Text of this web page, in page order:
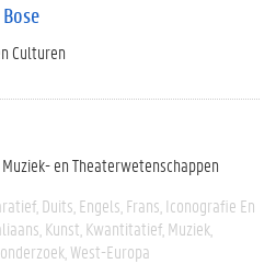
Culturen
en Theaterwetenschappen
Duits Engels Frans Iconografie En
Kunst Kwantitatief Muziek
West-Europa